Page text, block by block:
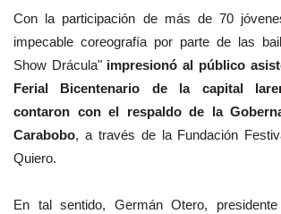
Con la participación de más de 70
impecable coreografía por parte de las
Show Drácula" impresionó al público
Ferial Bicentenario de la capital
contaron con el respaldo de la
Carabobo, a través de la Fundación
Quiero.
En tal sentido, Germán Otero,